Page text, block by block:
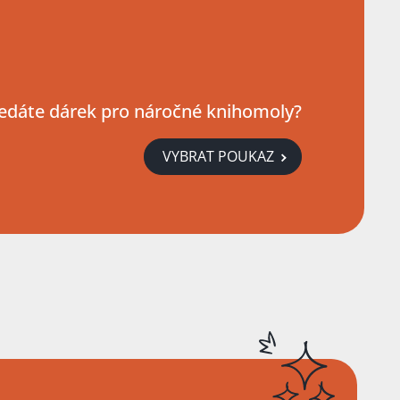
dárek pro náročné knihomoly?
VYBRAT POUKAZ